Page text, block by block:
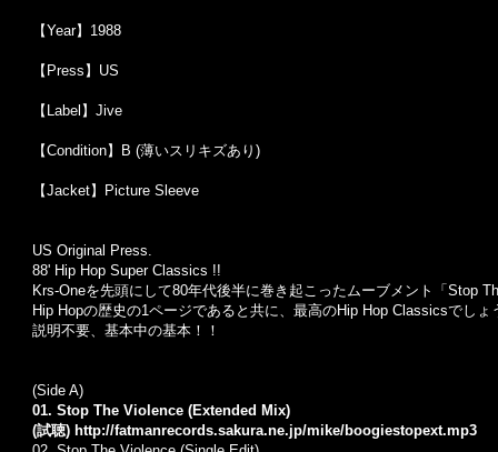
【Year】1988
【Press】US
【Label】Jive
【Condition】B (薄いスリキズあり)
【Jacket】Picture Sleeve
US Original Press.
88' Hip Hop Super Classics !!
Krs-Oneを先頭にして80年代後半に巻き起こったムーブメント「Stop
Hip Hopの歴史の1ページであると共に、最高のHip Hop Classicsでしょ
説明不要、基本中の基本！！
(Side A)
01. Stop The Violence (Extended Mix)
(試聴) http://fatmanrecords.sakura.ne.jp/mike/boogiestopext.mp3